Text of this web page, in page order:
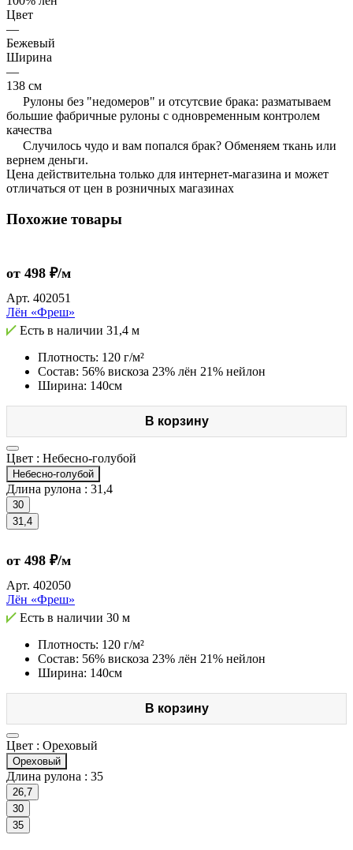
Цвет
—
Бежевый
Ширина
—
138 см
Рулоны без "недомеров" и отсутсвие брака: разматываем
большие фабричные рулоны с одновременным контролем
качества
Случилось чудо и вам попался брак? Обменяем ткань или
вернем деньги.
Цена действительна только для интернет-магазина и может
отличаться от цен в розничных магазинах
Похожие товары
от 498 ₽/м
Арт. 402051
Лён «Фреш»
Есть в наличии 31,4 м
Плотность: 120 г/м²
Состав: 56% вискоза 23% лён 21% нейлон
Ширина: 140см
В корзину
Цвет : Небесно-голубой
Небесно-голубой
Длина рулона : 31,4
30
31,4
от 498 ₽/м
Арт. 402050
Лён «Фреш»
Есть в наличии 30 м
Плотность: 120 г/м²
Состав: 56% вискоза 23% лён 21% нейлон
Ширина: 140см
В корзину
Цвет : Ореховый
Ореховый
Длина рулона : 35
26,7
30
35